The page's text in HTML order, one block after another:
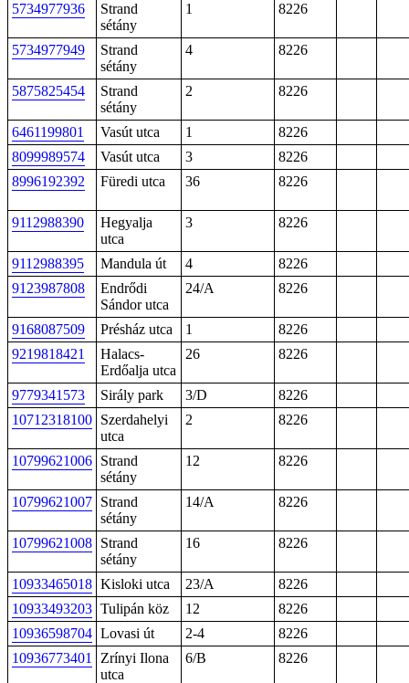
5734977936
Strand
sétány
1 8226
5734977949
Strand
sétány
4 8226
5875825454
Strand
sétány
2 8226
6461199801 Vasút utca 1
8226
8099989574
Vasút utca 3
8226
8996192392
Füredi utca 36 8226
9112988390
Hegyalja
utca
3 8226
9112988395 Mandula út 4
8226
9123987808
Endrődi
Sándor utca
24/A 8226
9168087509 Présház utca 1
8226
9219818421
Halacs-
Erdőalja utca
26 8226
9779341573 Sirály park 3/D
8226
10712318100 Szerdahelyi
utca
2 8226
10799621006 Strand
sétány
12 8226
10799621007 Strand
sétány
14/A 8226
10799621008 Strand
sétány
16 8226
10933465018 Kisloki utca 23/A
8226
10933493203 Tulipán köz 12
8226
10936598704 Lovasi út 2-4
8226
10936773401
Zrínyi Ilona
utca
6/B 8226